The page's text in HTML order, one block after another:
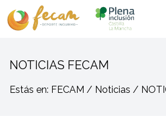
NOTICIAS FECAM
Estás en: FECAM / Noticias /